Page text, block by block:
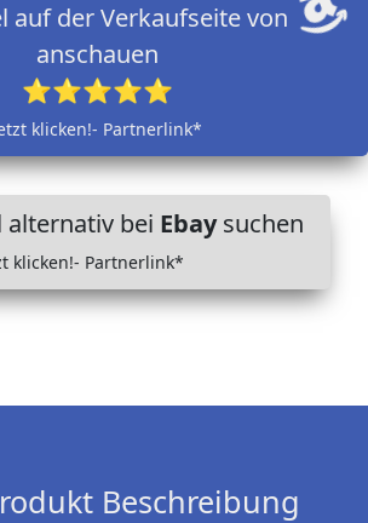
auf der Verkaufseite von
anschauen
⭐⭐⭐⭐⭐
klicken!- Partnerlink*
alternativ bei Ebaysuchen
klicken!- Partnerlink*
Beschreibung